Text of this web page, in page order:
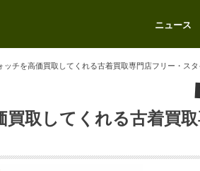
ニュース
ッチを高価買取してくれる古着買取専門店フリー・スタ
取してくれる古着買取